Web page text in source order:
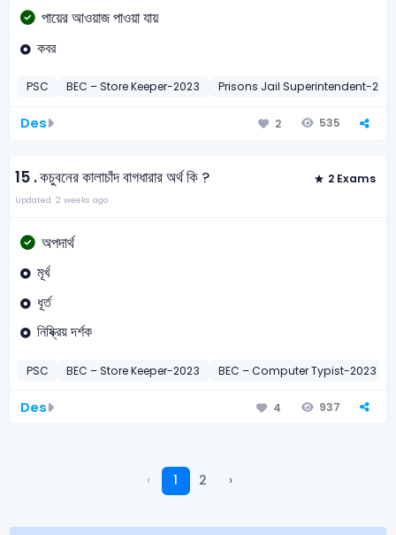
পায়ের আওয়াজ পাওয়া যায়
কবর
PSC BEC – Store Keeper-2023 Prisons Jail Superintendent-2013
Des 2 535
15 .কচুবনের কালাচাঁদ বাগধারার অর্থ কি ? 2 Exams
Updated: 2 weeks ago
অপদার্থ
মূর্খ
ধূর্ত
নিষ্ক্রিয় দর্শক
PSC BEC – Store Keeper-2023 BEC – Computer Typist-2023
Des 4 937
‹ 1 2 ›